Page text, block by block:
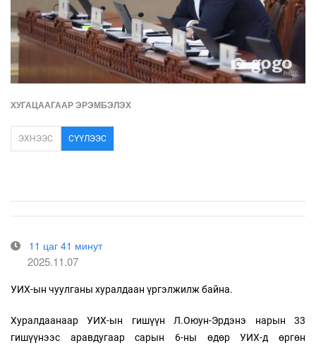
ХУГАЦААГААР ЭРЭМБЭЛЭХ
ЭХНЭЭС СҮҮЛЭЭС
11 цаг 41 минут
2025.11.07
УИХ-ын чуулганы хуралдаан үргэлжилж байна.
Хуралдаанаар УИХ-ын гишүүн Л.Оюун-Эрдэнэ нарын 33
гишүүнээс аравдугаар сарын 6-ны өдөр УИХ-д өргөн